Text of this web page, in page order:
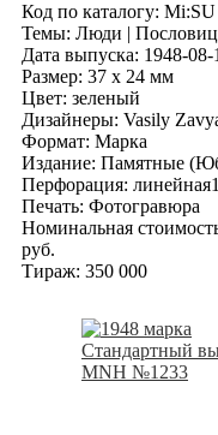
Код по каталогy:
Темы: Люди |
Дата выпуска: 1948-08-
Размер: 37 x 24 мм
Цвет: зеленый
Дизайнеры: Vasily
Формат: Марка
Издание: Памятные
Перфорация:
Печать: Фотогравюра
Номинальная
руб.
Тираж: 350 000